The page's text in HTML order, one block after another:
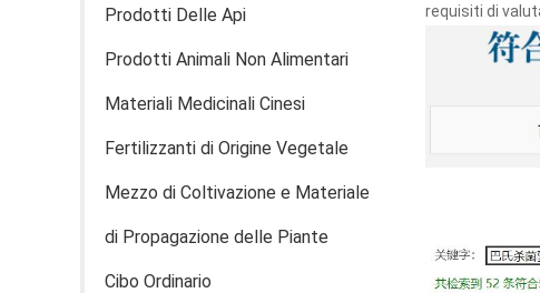
Prodotti Delle Api
Prodotti Animali Non Alimentari
Materiali Medicinali Cinesi
Fertilizzanti di Origine Vegetale
Mezzo di Coltivazione e Materiale
di Propagazione delle Piante
Cibo Ordinario
requisiti di